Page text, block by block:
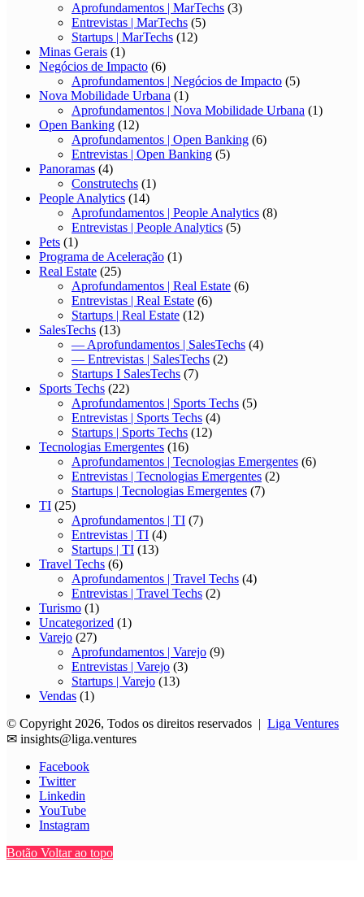
Aprofundamentos | MarTechs (3)
Entrevistas | MarTechs (5)
Startups | MarTechs (12)
Minas Gerais (1)
Negócios de Impacto (6)
Aprofundamentos | Negócios de Impacto (5)
Nova Mobilidade Urbana (1)
Aprofundamentos | Nova Mobilidade Urbana (1)
Open Banking (12)
Aprofundamentos | Open Banking (6)
Entrevistas | Open Banking (5)
Panoramas (4)
Construtechs (1)
People Analytics (14)
Aprofundamentos | People Analytics (8)
Entrevistas | People Analytics (5)
Pets (1)
Programa de Aceleração (1)
Real Estate (25)
Aprofundamentos | Real Estate (6)
Entrevistas | Real Estate (6)
Startups | Real Estate (12)
SalesTechs (13)
— Aprofundamentos | SalesTechs (4)
— Entrevistas | SalesTechs (2)
Startups I SalesTechs (7)
Sports Techs (22)
Aprofundamentos | Sports Techs (5)
Entrevistas | Sports Techs (4)
Startups | Sports Techs (12)
Tecnologias Emergentes (16)
Aprofundamentos | Tecnologias Emergentes (6)
Entrevistas | Tecnologias Emergentes (2)
Startups | Tecnologias Emergentes (7)
TI (25)
Aprofundamentos | TI (7)
Entrevistas | TI (4)
Startups | TI (13)
Travel Techs (6)
Aprofundamentos | Travel Techs (4)
Entrevistas | Travel Techs (2)
Turismo (1)
Uncategorized (1)
Varejo (27)
Aprofundamentos | Varejo (9)
Entrevistas | Varejo (3)
Startups | Varejo (13)
Vendas (1)
© Copyright 2026, Todos os direitos reservados | Liga Ventures
✉ insights@liga.ventures
Facebook
Twitter
Linkedin
YouTube
Instagram
Botão Voltar ao topo